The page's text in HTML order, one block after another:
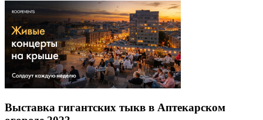
Выставка гигантских тыкв в Аптекарском